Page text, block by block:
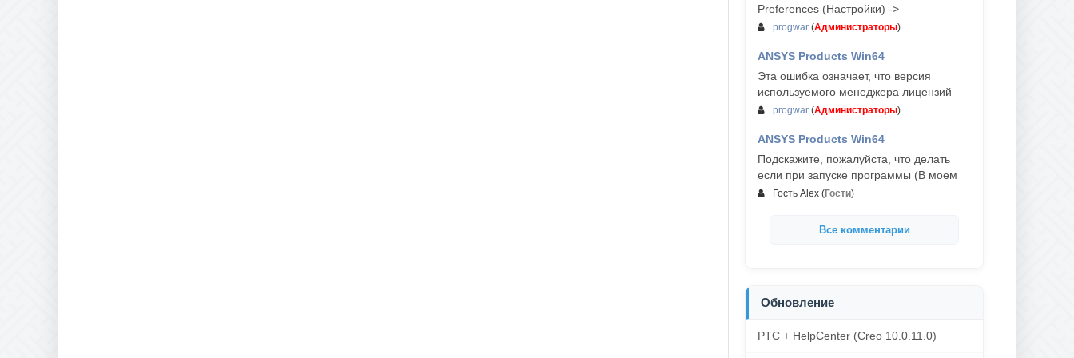
Preferences (Настройки) ->
progwar (Администраторы)
ANSYS Products Win64
Эта ошибка означает, что версия
используемого менеджера лицензий
progwar (Администраторы)
ANSYS Products Win64
Подскажите, пожалуйста, что делать
если при запуске программы (В моем
Гость Alex (Гости)
Все комментарии
Обновление
PTC + HelpCenter (Creo 10.0.11.0)